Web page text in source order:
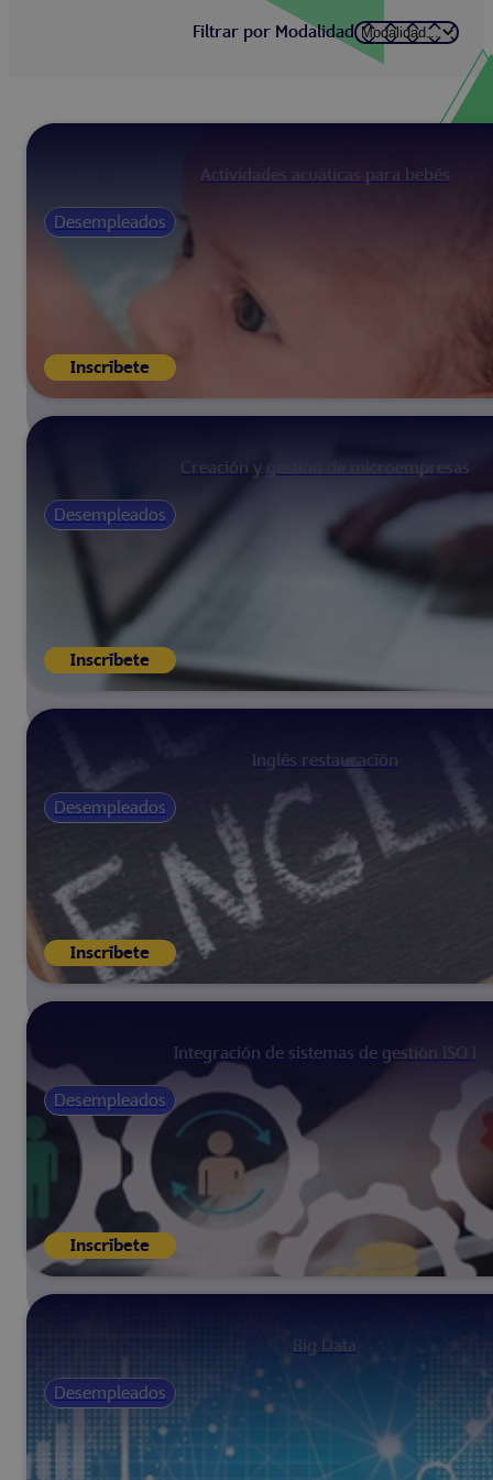
Filtrar por Modalidad
Actividades acuáticas para bebés
Desempleados
Inscríbete
Creación y gestión de microempresas
Desempleados
Inscríbete
Inglés restauración
Desempleados
Inscríbete
Integración de sistemas de gestión ISO I
Desempleados
Inscríbete
Big Data
Desempleados